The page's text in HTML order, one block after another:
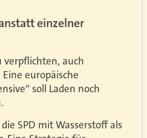
einzelner
verpflichten, auch
europäische
soll Laden noch
SPD mit Wasserstoff als